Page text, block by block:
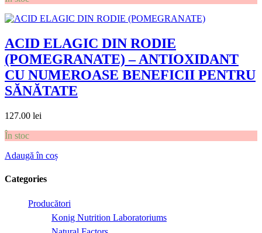
ACID ELAGIC DIN RODIE
(POMEGRANATE) – ANTIOXIDANT
CU NUMEROASE BENEFICII PENTRU
SĂNĂTATE
127.00 lei
În stoc
Adaugă în coș
Categories
Producători
Konig Nutrition Laboratoriums